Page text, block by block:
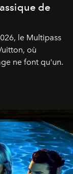
de
le Multipass
où
ne font qu'un.